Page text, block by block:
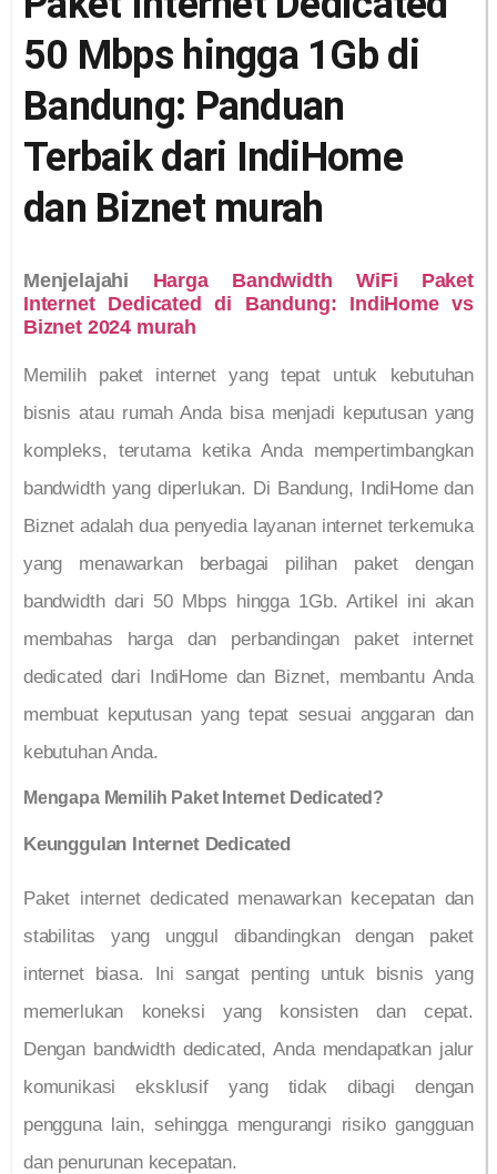
50 Mbps hingga 1Gb di
Bandung: Panduan
Terbaik dari IndiHome
dan Biznet murah
Menjelajahi Harga Bandwidth WiFi Paket
Internet Dedicated di Bandung: IndiHome vs
Biznet 2024 murah
Memilih paket internet yang tepat untuk kebutuhan
bisnis atau rumah Anda bisa menjadi keputusan yang
kompleks, terutama ketika Anda mempertimbangkan
bandwidth yang diperlukan. Di Bandung, IndiHome dan
Biznet adalah dua penyedia layanan internet terkemuka
yang menawarkan berbagai pilihan paket dengan
bandwidth dari 50 Mbps hingga 1Gb. Artikel ini akan
membahas harga dan perbandingan paket internet
dedicated dari IndiHome dan Biznet, membantu Anda
membuat keputusan yang tepat sesuai anggaran dan
kebutuhan Anda.
Mengapa Memilih Paket Internet Dedicated?
Keunggulan Internet Dedicated
Paket internet dedicated menawarkan kecepatan dan
stabilitas yang unggul dibandingkan dengan paket
internet biasa. Ini sangat penting untuk bisnis yang
memerlukan koneksi yang konsisten dan cepat.
Dengan bandwidth dedicated, Anda mendapatkan jalur
komunikasi eksklusif yang tidak dibagi dengan
pengguna lain, sehingga mengurangi risiko gangguan
dan penurunan kecepatan.